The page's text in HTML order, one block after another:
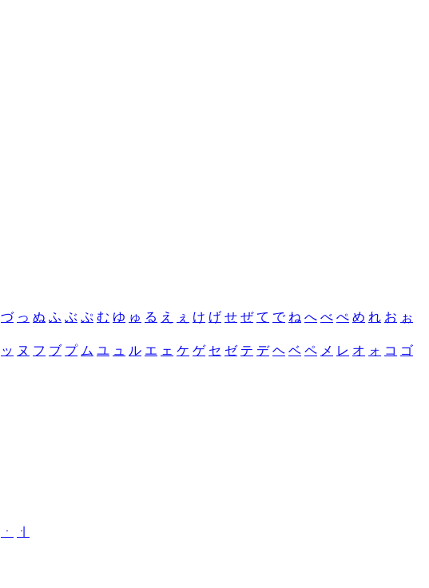
づ っ ぬ ふ ぶ ぷ む ゆ ゅ る え ぇ け げ せ ぜ て で ね へ べ ぺ め れ お ぉ
ッ ヌ フ ブ プ ム ユ ュ ル エ ェ ケ ゲ セ ゼ テ デ ヘ ベ ペ メ レ オ ォ コ ゴ
ㆍ
ㆎ